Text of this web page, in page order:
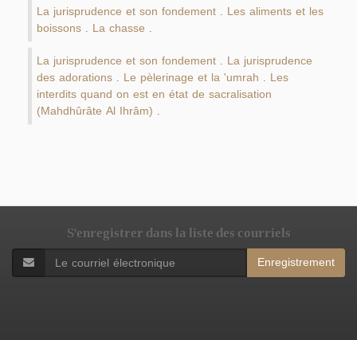
La jurisprudence et son fondement Les aliments et les
boissons La chasse
La jurisprudence et son fondement La jurisprudence
des adorations Le pèlerinage et la 'umrah Les
interdits quand on est en état de sacralisation
(Mahdhûrâte Al Ihrâm)
S'enregistrer dans la liste des courriels
Enregistrement